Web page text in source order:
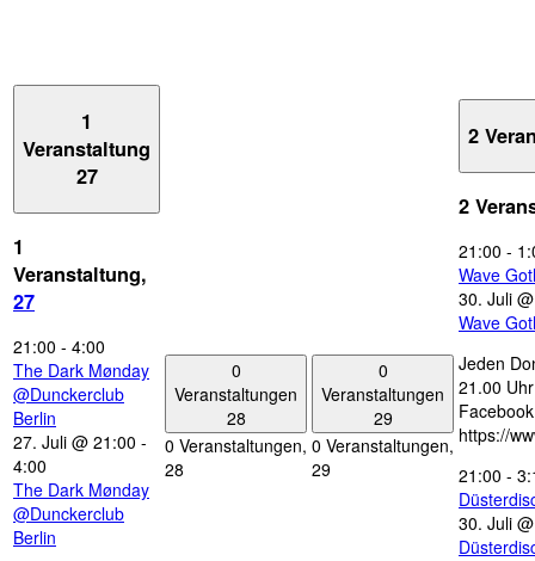
1
Veranstaltung
27
1
Veranstaltung,
27
21:00 - 4:00
The Dark Mønday
@Dunckerclub
Berlin
27. Juli @ 21:00 -
4:00
The Dark Mønday
@Dunckerclub
Berlin
0
Veranstaltungen
28
0 Veranstaltungen,
28
0
Veranstaltungen
29
0 Veranstaltungen,
29
2
2
21:00 -
Wave
30. Juli
Wave
Jeden
21.00
https://
21:00 -
30. Juli